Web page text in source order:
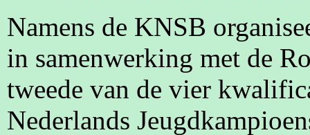
Namens de KNSB
in samenwerking met de
tweede van de vier
Nederlands